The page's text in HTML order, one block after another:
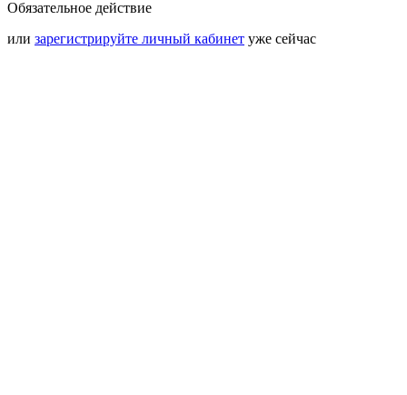
Обязательное действие
или зарегистрируйте личный кабинет уже сейчас